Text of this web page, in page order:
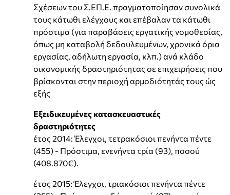
Σχέσεων του Σ.ΕΠ.Ε. πραγματοποίησαν συνολικά
τους κάτωθι ελέγχους και επέβαλαν τα κάτωθι
πρόστιμα (για παραβάσεις εργατικής νομοθεσίας,
όπως μη καταβολή δεδουλευμένων, χρονικά όρια
εργασίας, αδήλωτη εργασία, κλπ.) ανά κλάδο
οικονομικής δραστηριότητας σε επιχειρήσεις που
βρίσκονται στην περιοχή αρμοδιότητάς τους ώς
εξής
Εξειδικευμένες κατασκευαστικές
δραστηριότητες
έτος 2014: Έλεγχοι, τετρακόσιοι πενήντα πέντε
(455) - Πρόστιμα, ενενήντα τρία (93), ποσού
(408.870€).
έτος 2015: Έλεγχοι, τριακόσιοι πενήντα πέντε